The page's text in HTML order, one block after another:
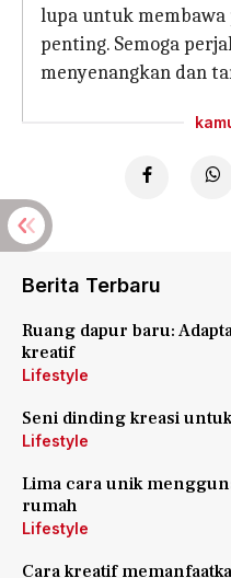
lupa untuk
penting. Semoga
menyenangkan dan
Berita Terbaru
Ruang dapur baru:
kreatif
Lifestyle
Seni dinding kreasi
Lifestyle
Lima cara unik
rumah
Lifestyle
Cara kreatif